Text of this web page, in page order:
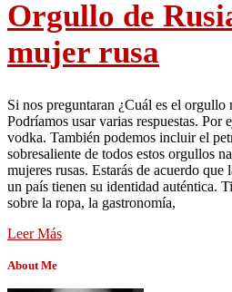
Orgullo de
mujer rusa
Si nos preguntaran ¿Cuál es el orgullo
Podríamos usar varias respuestas. Por
vodka. También podemos incluir el
sobresaliente de todos estos orgullos
mujeres rusas. Estarás de acuerdo que
un país tienen su identidad auténtica.
sobre la ropa, la gastronomía,
Leer Más
About Me